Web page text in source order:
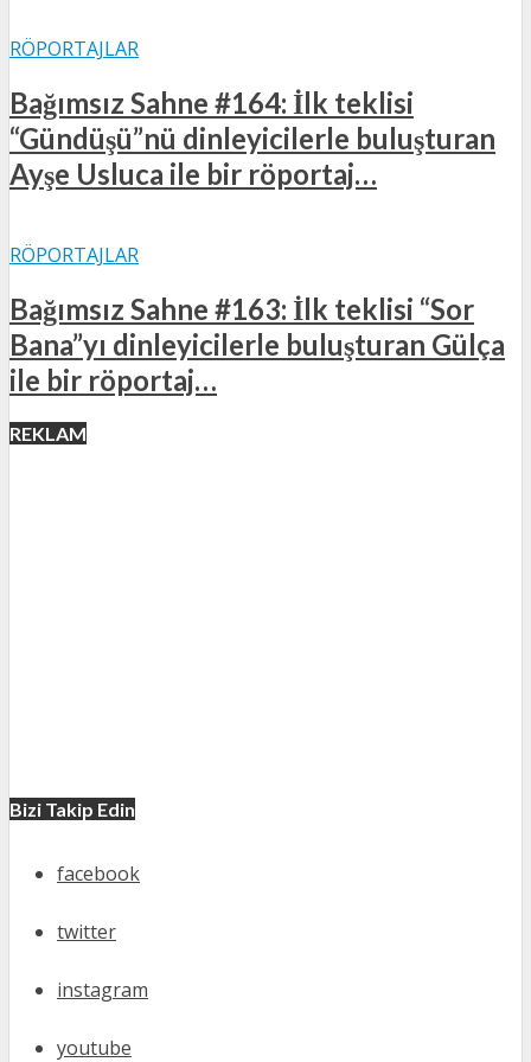
RÖPORTAJLAR
Bağımsız Sahne #164: İlk teklisi
“Gündüşü”nü dinleyicilerle buluşturan
Ayşe Usluca ile bir röportaj…
RÖPORTAJLAR
Bağımsız Sahne #163: İlk teklisi “Sor
Bana”yı dinleyicilerle buluşturan Gülça
ile bir röportaj…
REKLAM
Bizi Takip Edin
facebook
twitter
instagram
youtube